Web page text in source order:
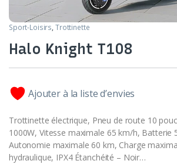
Sport-Loisirs, Trottinette
Halo Knight T108
Ajouter à la liste d’envies
Trottinette électrique, Pneu de route 10
1000W, Vitesse maximale 65 km/h, Batterie
Autonomie maximale 60 km, Charge
hydraulique, IPX4 Étanchéité – Noir…